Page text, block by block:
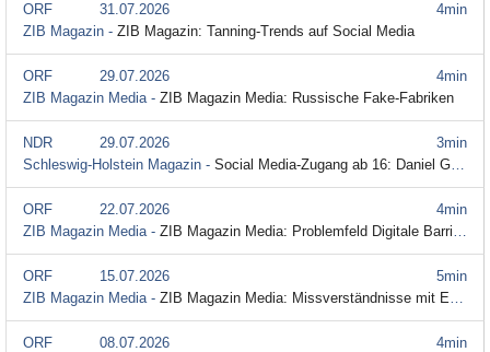
4min
ORF
31.07.2026
ZIB Magazin - ZIB Magazin: Tanning-Trends auf Social Media
4min
ORF
29.07.2026
ZIB Magazin Media - ZIB Magazin Media: Russische Fake-Fabriken
3min
NDR
29.07.2026
Schleswig-Holstein Magazin - Social Media-Zugang ab 16: Daniel Günther hält daran fest
4min
ORF
22.07.2026
ZIB Magazin Media - ZIB Magazin Media: Problemfeld Digitale Barrierefreiheit
5min
ORF
15.07.2026
ZIB Magazin Media - ZIB Magazin Media: Missverständnisse mit Emojis
4min
ORF
08.07.2026